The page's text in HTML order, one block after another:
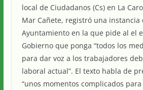
local de Ciudadanos (Cs) en La
Mar Cañete, registró una instancia
Ayuntamiento en la que pide al el
Gobierno que ponga “todos los
para dar voz a los trabajadores
laboral actual”. El texto habla de
“unos momentos complicados